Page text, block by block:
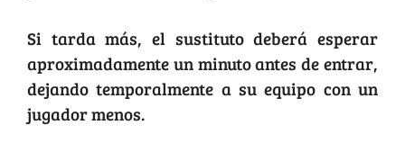
Si tarda más, el sustituto deberá esperar
aproximadamente un minuto antes de entrar,
dejando temporalmente a su equipo con un
jugador menos.